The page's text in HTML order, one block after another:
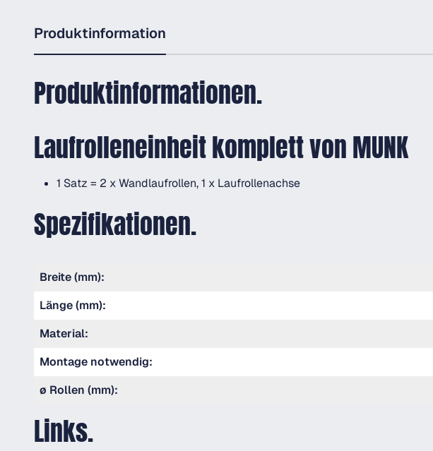
Produktinformation
Produktinformationen.
Laufrolleneinheit komplett von MUNK
1 Satz = 2 x Wandlaufrollen, 1 x Laufrollenachse
Spezifikationen.
Breite (mm):
Länge (mm):
Material:
Montage notwendig:
ø Rollen (mm):
Links.